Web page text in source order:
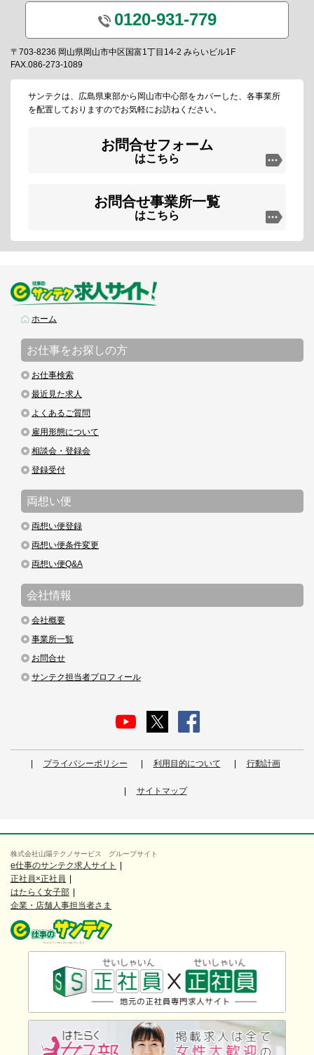
0120-931-779
〒703-8236 岡山県岡山市中区国富1丁目14-2 みらいビル1F
FAX.086-273-1089
サンテクは、広島県東部から岡山市中心部をカバーした、各事業所
を配置しておりますのでお気軽にお訪ねください。
お問合せフォーム
はこちら
お問合せ事業所一覧
はこちら
ホーム
お仕事をお探しの方
お仕事検索
最近見た求人
よくあるご質問
雇用形態について
相談会・登録会
登録受付
両想い便
両想い便登録
両想い便条件変更
両想い便Q&A
会社情報
会社概要
事業所一覧
お問合せ
サンテク担当者プロフィール
プライバシーポリシー 利用目的について 行動計画
サイトマップ
株式会社山陽テクノサービス グループサイト
e仕事のサンテク求人サイト
正社員×正社員
はたらく女子部
企業・店舗人事担当者さま